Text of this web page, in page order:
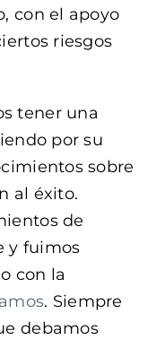
con el apoyo
riesgos
tener una
por su
sobre
al éxito.
de
y fuimos
con la
. Siempre
debamos